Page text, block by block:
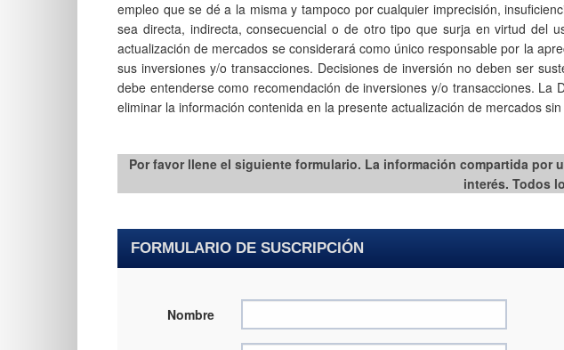
empleo que se dé a la misma y tampoco por cualquier imprecisión,
sea directa, indirecta, consecuencial o de otro tipo que surja en virtud del
actualización de mercados se considerará como único responsable por la
sus inversiones y/o transacciones. Decisiones de inversión no deben ser
debe entenderse como recomendación de inversiones y/o transacciones.
eliminar la información contenida en la presente actualización de mercados
​Por favor llene el siguiente formulario. La información compartida
interés. Todos
FORMULARIO DE SUSCRIPCIÓN
Nombre